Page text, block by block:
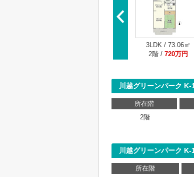
3LDK / 73.06㎡
2階 / 720万円
川越グリーンパーク K-
所在階
2階
川越グリーンパーク
所在階